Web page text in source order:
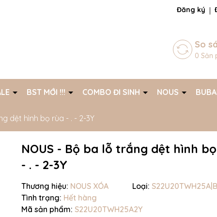
chờ đợi bạn Đăng ký
So
0 Sản
BST MỚI !!! COMBO ĐI SINH NOUS
dệt hình bọ rùa - . - 2-3Y
NOUS - Bộ ba lỗ trắng dệt hình
- . - 2-3Y
Thương hiệu: NOUS XÓA Loại:
Tình trạng: Hết hàng
Mã sản phẩm: S22U20TWH25A2Y
Mã giảm giá: